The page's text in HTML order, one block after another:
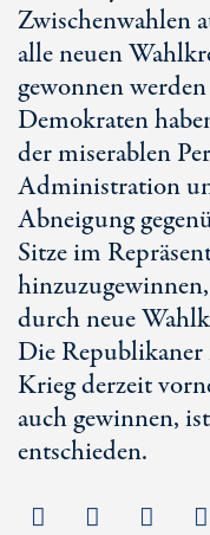
Zwischenwahlen
alle neuen
gewonnen
Demokraten
der miserablen
Administration
Abneigung
Sitze im
durch neue
Die
Krieg derzeit
auch gewinnen,
entschieden.